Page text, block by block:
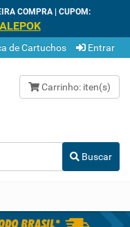
COMPRA | CUPOM:
de Cartuchos Entrar
Carrinho: iten(s)
Buscar